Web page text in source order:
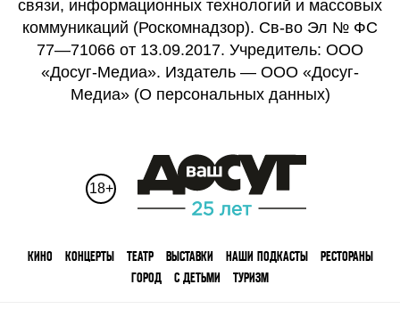
связи, информационных технологий и массовых
коммуникаций (Роскомнадзор). Св-во Эл № ФС
77—71066 от 13.09.2017. Учредитель: ООО
«Досуг-Медиа». Издатель — ООО «Досуг-
Медиа» (О персональных данных)
18+
КИНО КОНЦЕРТЫ ТЕАТР ВЫСТАВКИ НАШИ ПОДКАСТЫ
РЕСТОРАНЫ
ГОРОД
С ДЕТЬМИ ТУРИЗМ